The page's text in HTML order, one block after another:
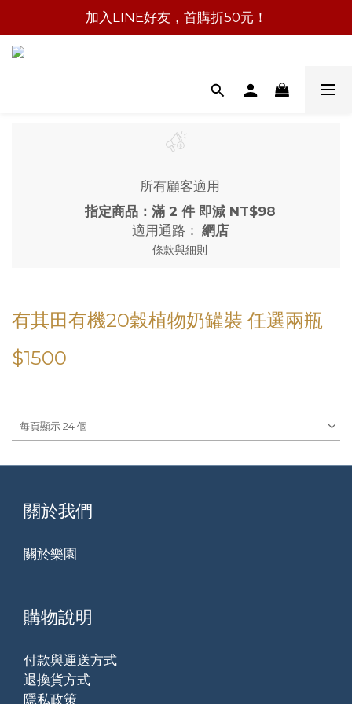
加入LINE好友，首購折50元！
所有顧客適用
指定商品：滿 2 件 即減 NT$98
適用通路： 網店
條款與細則
有其田有機20穀植物奶罐裝 任選兩瓶
$1500
每頁顯示 24 個
關於我們
關於樂園
購物說明
付款與運送方式
退換貨方式
隱私政策